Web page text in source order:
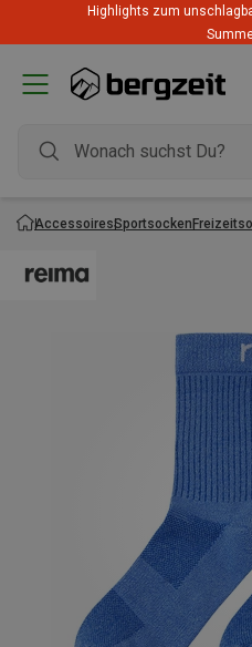
Highlights zum
AccessoiresSportsocken